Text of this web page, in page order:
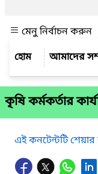
মেনু নির্বাচন করুন
আমাদের
কৃষি কর্মকর্তার
এই কনটেন্টটি